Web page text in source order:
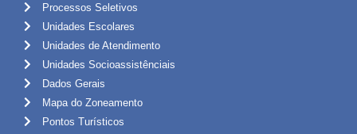
Processos Seletivos
Unidades Escolares
Unidades de Atendimento
Unidades Socioassistênciais
Dados Gerais
Mapa do Zoneamento
Pontos Turísticos